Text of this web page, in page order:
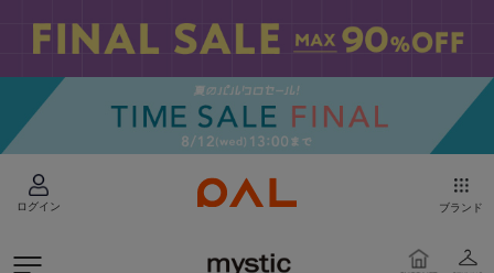
ログイン ブランド